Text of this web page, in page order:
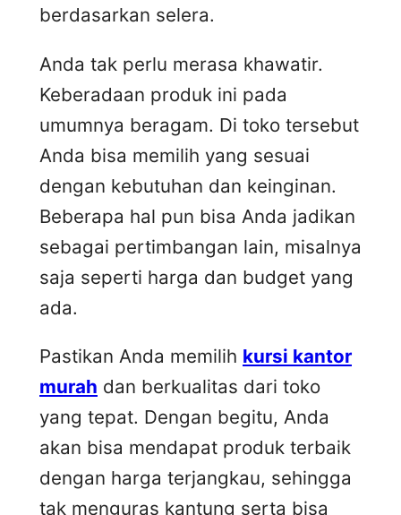
berdasarkan selera.
Anda tak perlu merasa khawatir.
Keberadaan produk ini pada
umumnya beragam. Di toko tersebut
Anda bisa memilih yang sesuai
dengan kebutuhan dan keinginan.
Beberapa hal pun bisa Anda jadikan
sebagai pertimbangan lain, misalnya
saja seperti harga dan budget yang
ada.
Pastikan Anda memilih kursi kantor
murah dan berkualitas dari toko
yang tepat. Dengan begitu, Anda
akan bisa mendapat produk terbaik
dengan harga terjangkau, sehingga
tak menguras kantung serta bisa